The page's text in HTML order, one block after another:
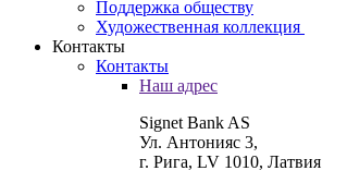
Поддержка обществу
Художественная коллекция
Контакты
Контакты
Наш адрес
Signet Bank AS
Ул. Антонияс 3,
г. Рига, LV 1010, Латвия